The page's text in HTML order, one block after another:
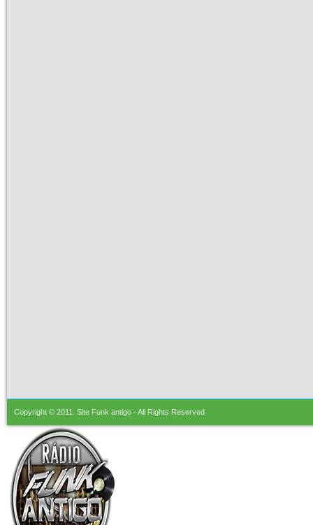
Copyright © 2011. Site Funk antigo - All Rights Reserved